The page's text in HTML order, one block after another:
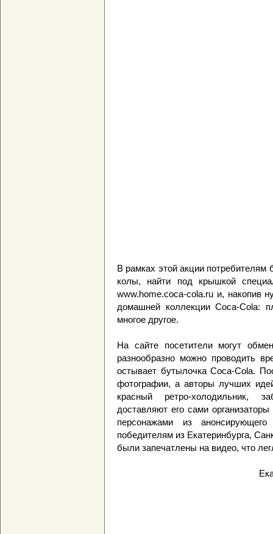
В рамках этой акции
колы, найти под крышкой
www.home.coca-cola.ru и, накопив
домашней коллекции Coca-Cola:
многое другое.
На сайте посетители могут
разнообразно можно проводить
остывает бутылочка Coca-Cola.
фотографии, а авторы лучших
красный ретро-холодильник,
доставляют его сами
персонажами из
победителям из Екатеринбурга,
были запечатлены на видео, что